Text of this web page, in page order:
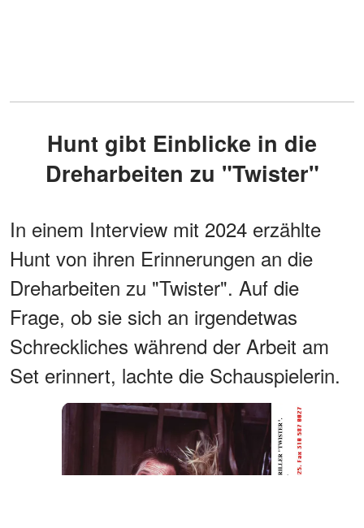
Hunt gibt Einblicke in die
Dreharbeiten zu "Twister"
In einem Interview mit 2024 erzählte
Hunt von ihren Erinnerungen an die
Dreharbeiten zu "Twister". Auf die
Frage, ob sie sich an irgendetwas
Schreckliches während der Arbeit am
Set erinnert, lachte die Schauspielerin.